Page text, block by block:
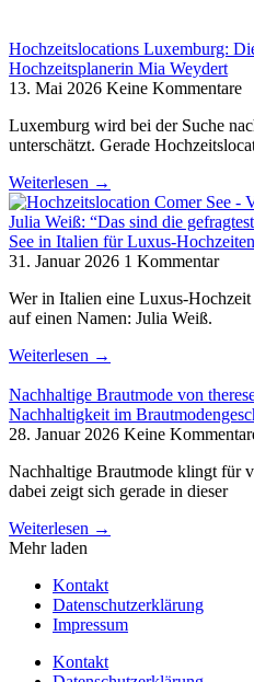
Hochzeitslocations Luxemburg:
Hochzeitsplanerin Mia Weydert
13. Mai 2026 Keine Kommentare
Luxemburg wird bei der Suche
unterschätzt. Gerade
Weiterlesen →
Julia Weiß: “Das sind die
See in Italien für Luxus-
31. Januar 2026 1 Kommentar
Wer in Italien eine Luxus-
auf einen Namen: Julia Weiß.
Weiterlesen →
Nachhaltige Brautmode von
Nachhaltigkeit im
28. Januar 2026 Keine
Nachhaltige Brautmode klingt für
dabei zeigt sich gerade in dieser
Weiterlesen →
Mehr laden
Kontakt
Datenschutzerklärung
Impressum
Kontakt